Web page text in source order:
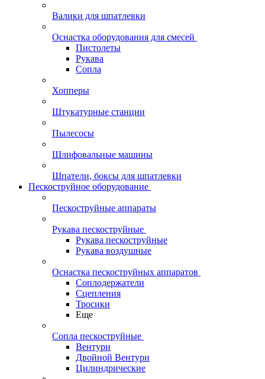
Валики для шпатлевки
Оснастка оборудования для смесей
Пистолеты
Рукава
Сопла
Хопперы
Штукатурные станции
Пылесосы
Шлифовальные машины
Шпатели, боксы для шпатлевки
Пескоструйное оборудование
Пескоструйные аппараты
Рукава пескоструйные
Рукава пескоструйные
Рукава воздушные
Оснастка пескоструйных аппаратов
Соплодержатели
Сцепления
Тросики
Еще
Сопла пескоструйные
Вентури
Двойной Вентури
Цилиндрические